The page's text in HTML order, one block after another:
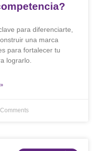
para diferenciarte,
una marca
para fortalecer tu
lograrlo.